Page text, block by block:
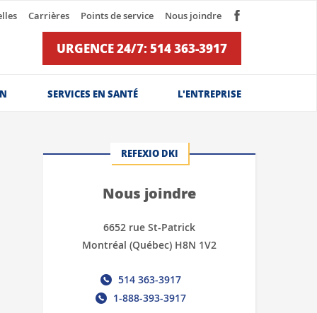
Carrières Points de service Nous joindre
URGENCE 24/7: 514 363-3917
SERVICES EN SANTÉ L'ENTREPRISE
Nous joindre
6652 rue St-Patrick
Montréal (Québec) H8N 1V2
514 363-3917
1-888-393-3917
REFEXIO DKI